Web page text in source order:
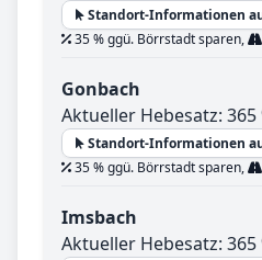
Standort-Informationen
35 % ggü. Börrstadt sparen,
Gonbach
Aktueller Hebesatz: 365
Standort-Informationen
35 % ggü. Börrstadt sparen,
Imsbach
Aktueller Hebesatz: 365